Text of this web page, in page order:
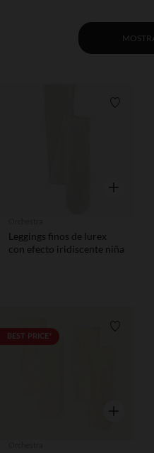
Vista rápida
Leggings finos de lurex
con efecto iridiscente niña
BEST PRICE* Lista
Vista rápida